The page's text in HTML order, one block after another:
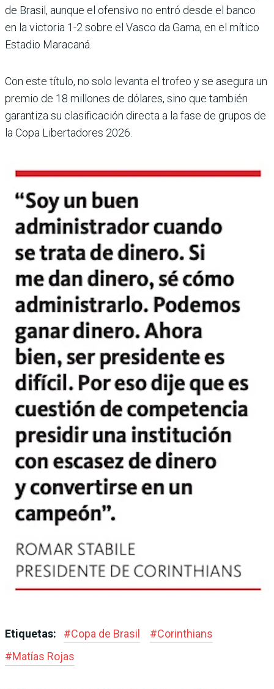
de Brasil, aunque el ofensivo no entró desde el banco
en la victoria 1-2 sobre el Vasco da Gama, en el mítico
Estadio Maracaná.
Con este título, no solo levanta el trofeo y se asegura un
premio de 18 millones de dólares, sino que también
garantiza su clasificación directa a la fase de grupos de
la Copa Libertadores 2026.
Etiquetas: #Copa de Brasil #Corinthians
#Matías Rojas